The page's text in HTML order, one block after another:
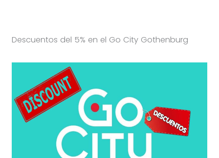
Descuentos del 5% en el Go City Gothenburg